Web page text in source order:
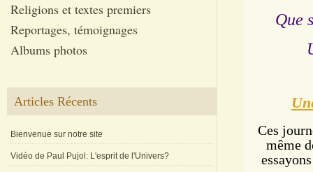
Religions et textes premiers
Reportages, témoignages
Albums photos
Articles Récents
Bienvenue sur notre site
Vidéo de Paul Pujol: L'esprit de l'Univers?
Que
Ces
même